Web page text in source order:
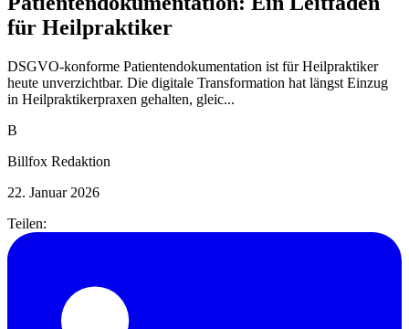
für Heilpraktiker
DSGVO-konforme Patientendokumentation ist für Heilpraktiker
heute unverzichtbar. Die digitale Transformation hat längst Einzug
in Heilpraktikerpraxen gehalten, gleic...
B
Billfox Redaktion
22. Januar 2026
Teilen: